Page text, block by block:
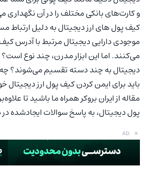
و کارت‌های بانکی مختلف را در آن نگهداری
کیف پول های ارز دیجیتال به دلیل ارتباط
موجودی دارایی دیجیتال مرتبط با آدرس کیف
می‌کنند. اما این ابزار مدرن، چند نوع است؟
دیجیتال به چند دسته تقسیم می‌شوند؟ چه
باید برای ایمن کردن کیف پول ارز دیجیتال
مقاله از ایران بروکر همراه ما باشید تا
پول دیجیتال، به پاسخ سوالات ایجادشده
AD ×